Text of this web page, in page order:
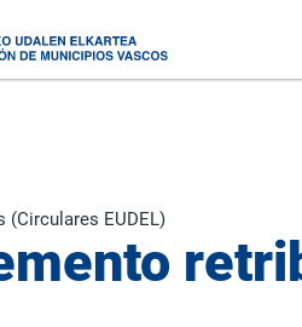
(Circulares EUDEL)